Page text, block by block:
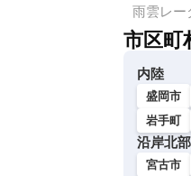
雨雲レー
市区町
内陸
盛岡市
岩手町
沿岸北部
宮古市